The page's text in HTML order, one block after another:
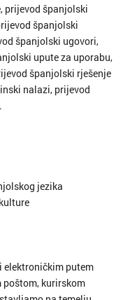
prijevod španjolski
španjolski
španjolski ugovori,
upute za uporabu,
španjolski rješenje
nalazi, prijevod
jezika
elektroničkim putem
poštom, kurirskom